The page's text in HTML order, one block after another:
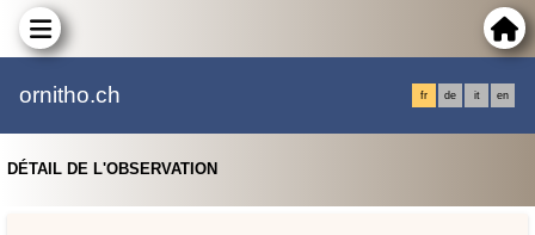
ornitho.ch fr de it en
DÉTAIL DE L'OBSERVATION